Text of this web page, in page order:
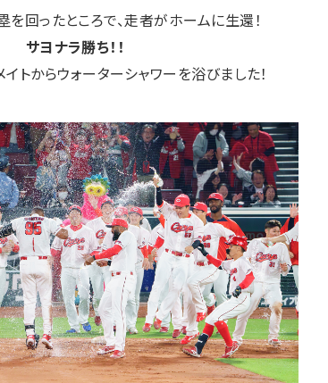
回ったところで、走者がホームに生還！
サヨナラ勝ち！！
トからウォーターシャワーを浴びました！